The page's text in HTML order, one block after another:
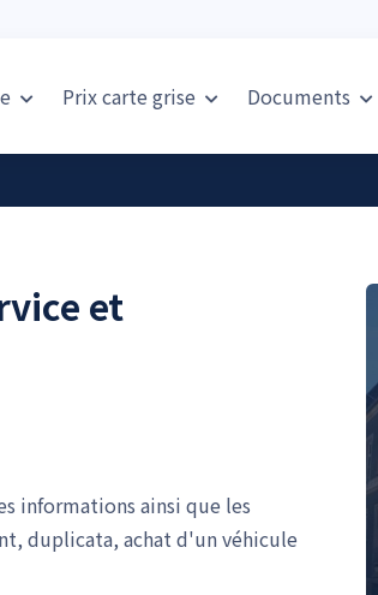
Prixcarte grise Documents
et
informations ainsi que les
duplicata, achat d'un véhicule